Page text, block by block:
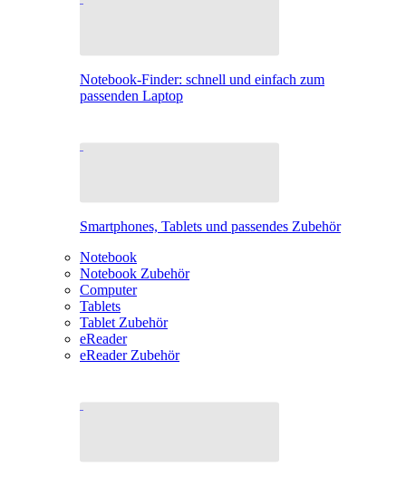
Notebook-Finder: schnell und einfach zum
passenden Laptop
Smartphones, Tablets und passendes Zubehör
Notebook
Notebook Zubehör
Computer
Tablets
Tablet Zubehör
eReader
eReader Zubehör